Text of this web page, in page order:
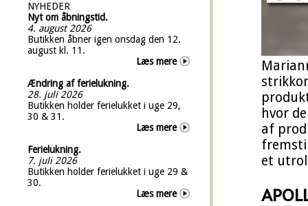
NYHEDER
Nyt om åbningstid.
4. august 2026
Butikken åbner igen onsdag den 12.
august kl. 11.
Læs mere
Ændring af ferielukning.
28. juli 2026
Butikken holder ferielukket i uge 29,
30 & 31.
Læs mere
Ferielukning.
7. juli 2026
Butikken holder ferielukket i uge 29 &
30.
Læs mere
hvor
af
et